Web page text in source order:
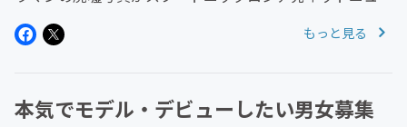
音楽学校、城、さらに村ひとつさえが「廃墟」と化し、そ
もっと見る
本気でモデル・デビューしたい男女募集